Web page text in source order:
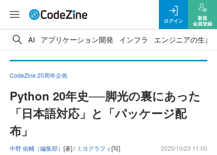
ログイン
新規
会員登録
AI アプリケーション開発 インフラ エンジニアの生き
CodeZine 20周年企画
Python 20年史──脚光の裏にあった
「日本語対応」と「パッケージ配
布」
中野 佑輔（編集部） [著] / ミヨグラフィ[写] 2025/10/23 11:00